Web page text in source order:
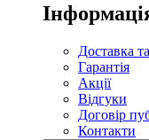
Доставка
Гарантія
Акції
Відгуки
Договір
Контакти